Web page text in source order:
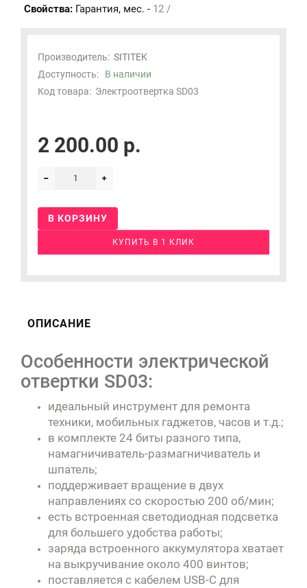
Свойства: Гарантия, мес. - 12 /
Производитель: SITITEK
Доступность: В наличии
Код товара: Электроотвертка SD03
2 200.00 р.
В КОРЗИНУ
КУПИТЬ В 1 КЛИК
ОПИСАНИЕ
Особенности электрической
отвертки SD03:
идеальный инструмент для ремонта
техники, мобильных гаджетов, часов и т.д.;
в комплекте 24 биты разного типа,
намагничиватель-размагничиватель и
шпатель;
поддерживает вращение в двух
направлениях со скоростью 200 об/мин;
есть встроенная светодиодная подсветка
для большего удобства работы;
заряда встроенного аккумулятора хватает
на выкручивание около 400 винтов;
поставляется с кабелем USB-C для